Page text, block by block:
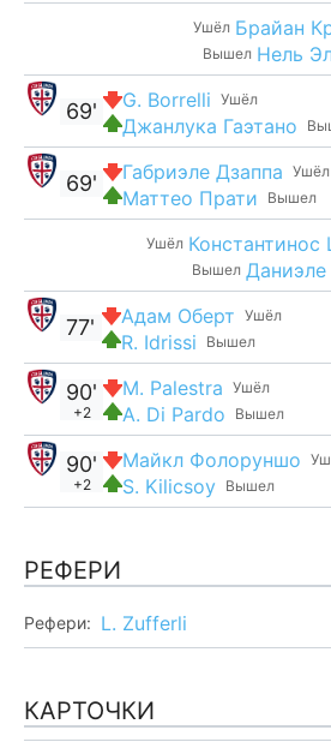
Ушёл Брайан
Вышел Нель
Ушёл
G. Borrelli
Джанлука Гаэтано
69'
Ушёл
Габриэле Дзаппа
Вышел
Маттео Прати
69'
Ушёл Константинос
Вышел Даниэле
Ушёл
Адам Оберт
Вышел
R. Idrissi
77'
Ушёл
M. Palestra
Вышел
A. Di Pardo
90'
+2
Майкл Фолоруншо
Вышел
S. Kilicsoy
90'
+2
РЕФЕРИ
Рефери: L. Zufferli
КАРТОЧКИ